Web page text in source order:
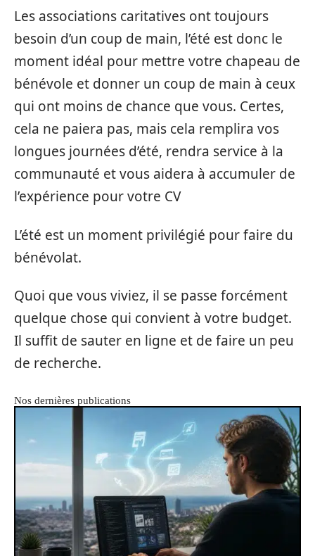
Les associations caritatives ont toujours
besoin d’un coup de main, l’été est donc le
moment idéal pour mettre votre chapeau de
bénévole et donner un coup de main à ceux
qui ont moins de chance que vous. Certes,
cela ne paiera pas, mais cela remplira vos
longues journées d’été, rendra service à la
communauté et vous aidera à accumuler de
l’expérience pour votre CV
L’été est un moment privilégié pour faire du
bénévolat.
Quoi que vous viviez, il se passe forcément
quelque chose qui convient à votre budget.
Il suffit de sauter en ligne et de faire un peu
de recherche.
Nos dernières publications